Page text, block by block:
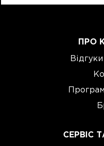
ПРО
СЕРВІС